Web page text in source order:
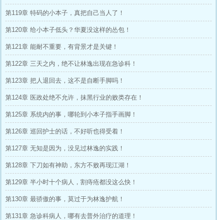
第119章 特码的小本子，真把自己当人了！
第120章 给小本子低头？华夏没这样的怂包！
第121章 能耐不重要，有背景才是关键！
第122章 三天之内，绝不让林逸出现在急诊科！
第123章 把人退回去，这不是自断手脚吗！
第124章 医政处绝不允许，抹黑行业的败类存在！
第125章 系统内的事，哪轮到小本子指手画脚！
第126章 巡回护士的话，不好听也得受着！
第127章 无知是因为，没见过林逸的实践！
第128章 下刀如有神助，东方不败再现江湖！
第129章 半小时十个病人，割痔疮都没这么快！
第130章 最骄傲的事，莫过于为林逸护航！
第131章 急诊科病人，哪有去普外治疗的道理！